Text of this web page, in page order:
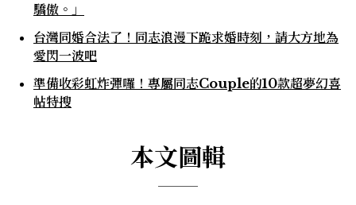
驕傲。」
台灣同婚合法了！同志浪漫下跪求婚時刻，請大方地為
愛閃一波吧
準備收彩虹炸彈囉！專屬同志Couple的10款超夢幻喜
帖特搜
本文圖輯